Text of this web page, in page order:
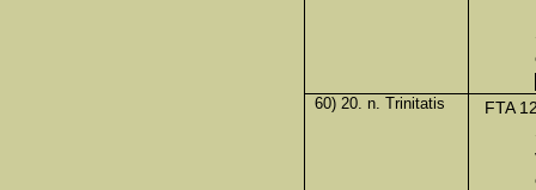
60) 20. n. Trinitatis
FTA